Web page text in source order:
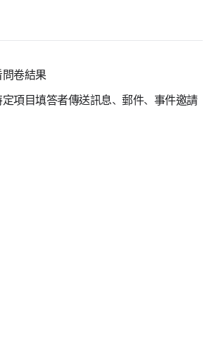
問卷結果
定項目填答者傳送訊息、郵件、事件邀請